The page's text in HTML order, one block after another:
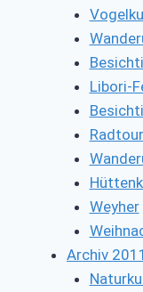
Libori-
Weyher
Archiv 2011